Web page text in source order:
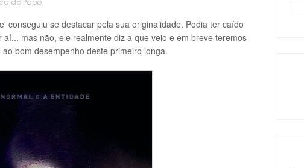
do Papo
conseguiu se destacar pela sua originalidade. Podia ter caído
mas não, ele realmente diz a que veio e em breve teremos
bom desempenho deste primeiro longa.